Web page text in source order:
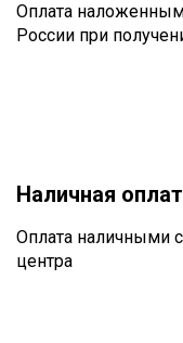
Оплата
России при
Наличная
Оплата наличными
центра